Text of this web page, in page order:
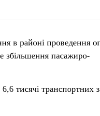
в районі проведення
збільшення пасажиро-
тисячі транспортних